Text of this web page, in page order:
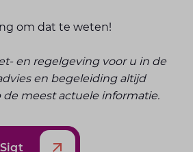
om dat te weten!
en regelgeving voor u in de
en begeleiding altijd
de meest actuele informatie.